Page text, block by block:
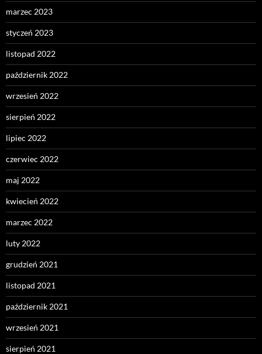
marzec 2023
styczeń 2023
listopad 2022
październik 2022
wrzesień 2022
sierpień 2022
lipiec 2022
czerwiec 2022
maj 2022
kwiecień 2022
marzec 2022
luty 2022
grudzień 2021
listopad 2021
październik 2021
wrzesień 2021
sierpień 2021